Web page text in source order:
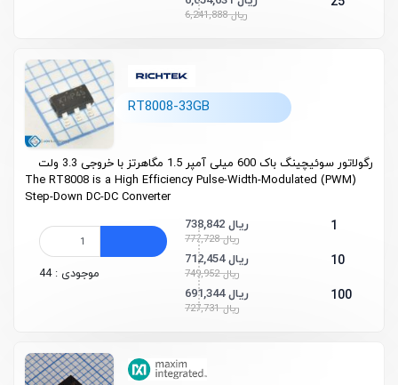
6,241,888 ریال
RT8008-33GB
رگولاتور سوئیچینگ باک 600 میلی آمپر 1.5 مگاهرتز با خروجی 3.3 ولت
The RT8008 is a High Efficiency Pulse-Width-Modulated (PWM)
Step-Down DC-DC Converter
1 738,842 ریال
777,728 ریال
10 712,454 ریال
749,952 ریال
100 691,344 ریال
727,731 ریال
موجودی : 44